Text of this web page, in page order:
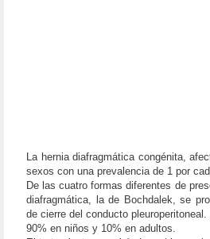
La hernia diafragmática congénita,
sexos con una prevalencia de 1 por
De las cuatro formas diferentes de
diafragmática, la de Bochdalek, se
de cierre del conducto pleuroperitoneal.
90% en niños y 10% en adultos.